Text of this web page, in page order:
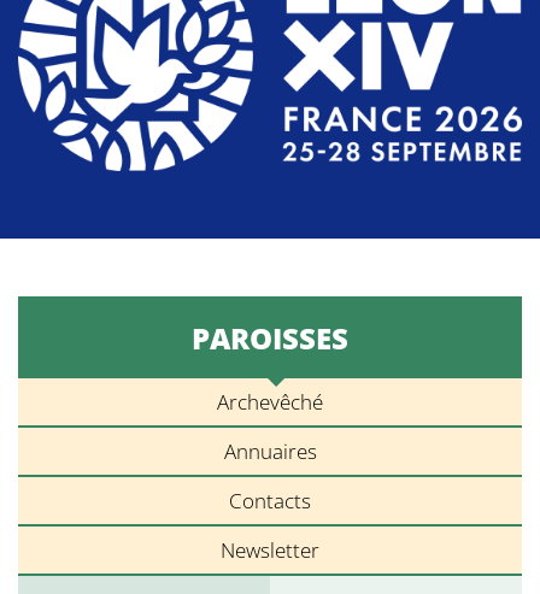
PAROISSES
Archevêché
Annuaires
Contacts
Newsletter